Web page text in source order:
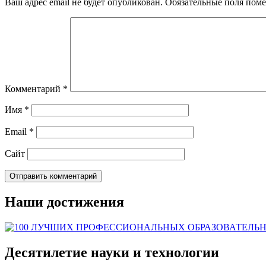
Ваш адрес email не будет опубликован. Обязательные поля
Комментарий *
Имя *
Email *
Сайт
Наши достижения
Десятилетие науки и технологии